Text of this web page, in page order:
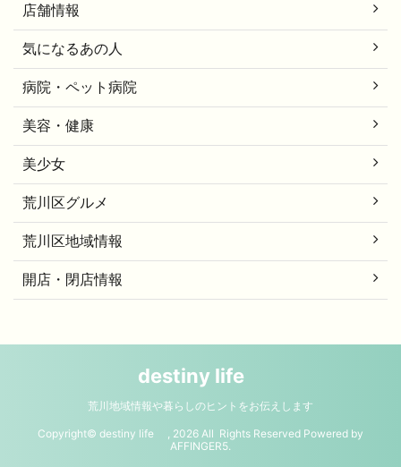
店舗情報
気になるあの人
病院・ペット病院
美容・健康
美少女
荒川区グルメ
荒川区地域情報
開店・閉店情報
destiny life
荒川地域情報や暮らしのヒントをお伝えします
Copyright© destiny life , 2026 All Rights Reserved Powered by
AFFINGER5.